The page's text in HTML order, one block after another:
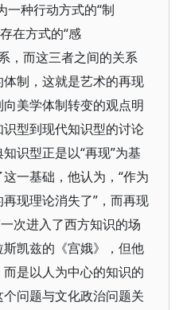
一种行动方式的“制
在方式的“感
，而这三者之间的关系
制，这就是艺术的再现
美学体制转变的观点明
型到现代知识型的讨论
识型正是以“再现”为基
一基础，他认为，“作为
现理论消失了”，而再现
次进入了西方知识的场
凯兹的《宫娥》，但他
是以人为中心的知识的
问题与文化政治问题关